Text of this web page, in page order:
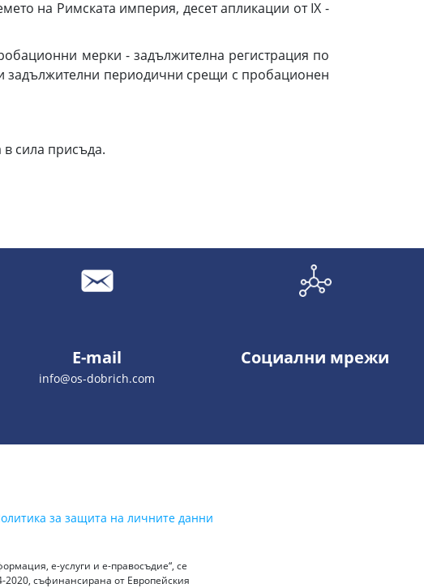
на Римската империя, десет апликации от IX -
мерки - задължителна регистрация по
задължителни периодични срещи с пробационен
сила присъда.
E-mail
info@os-dobrich.com
Социални мрежи
за защита на личните данни
е-услуги и е-правосъдие“, се
2020, съфинансирана от Европейския